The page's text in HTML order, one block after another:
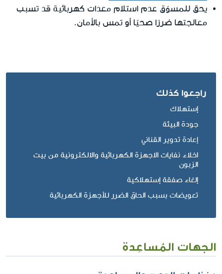
يحق للمسوّق عدم استلام معدات كهربائية قد تسبب
معالجتها ضررًا صحيًا أو تمس بالأمان.
راجعوا كذلك
إستهلاك
جودة البيئة
إعادة تدوير القناني
اخلاء نفايات الاجهزة الكهربائية والالكترونية من بيت
الزبون
إلغاء صفقة إستهلاكية
تعويضات بسبب الحاق الضرر للأجهزة الكهربائية
الجهات المُساعِدة